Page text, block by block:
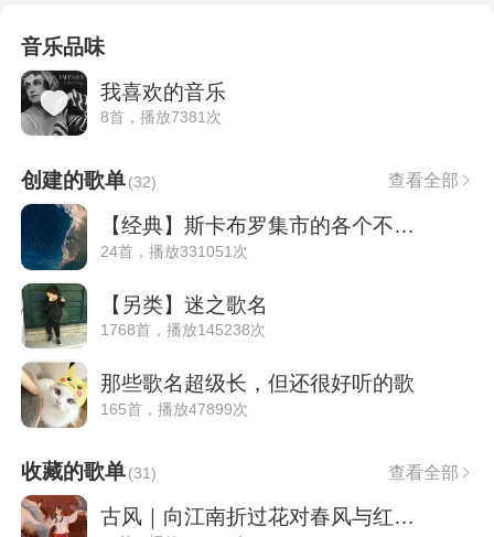
音乐品味
我喜欢的音乐
8首，播放7381次
创建的歌单(32) 查看全部
【经典】斯卡布罗集市的各个不同版本
24首，播放331051次
【另类】迷之歌名
1768首，播放145238次
那些歌名超级长，但还很好听的歌
165首，播放47899次
收藏的歌单(31) 查看全部
古风｜向江南折过花对春风与红蜡•戏腔歌曲